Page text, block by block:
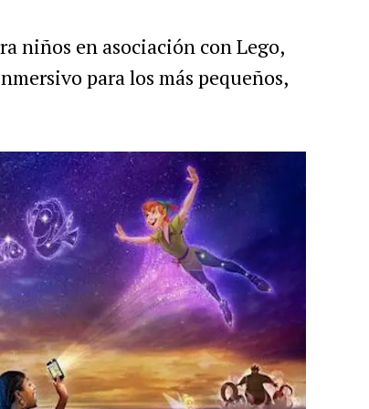
niños en asociación con Lego,
para los más pequeños,